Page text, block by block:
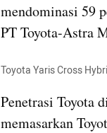
mendominasi 59
PT Toyota-Astra
Toyota Yaris Cross
Penetrasi Toyota
memasarkan